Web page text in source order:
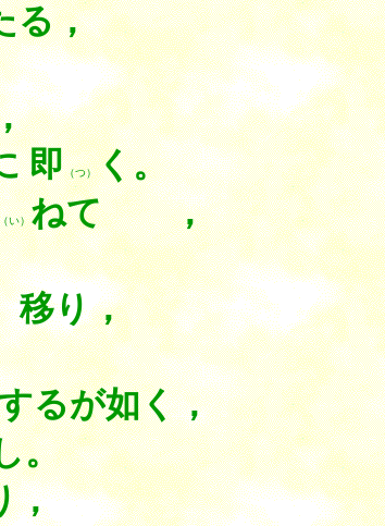
る，
即（つ）く。
い）ねて ，
り，
るが如く，
。
，